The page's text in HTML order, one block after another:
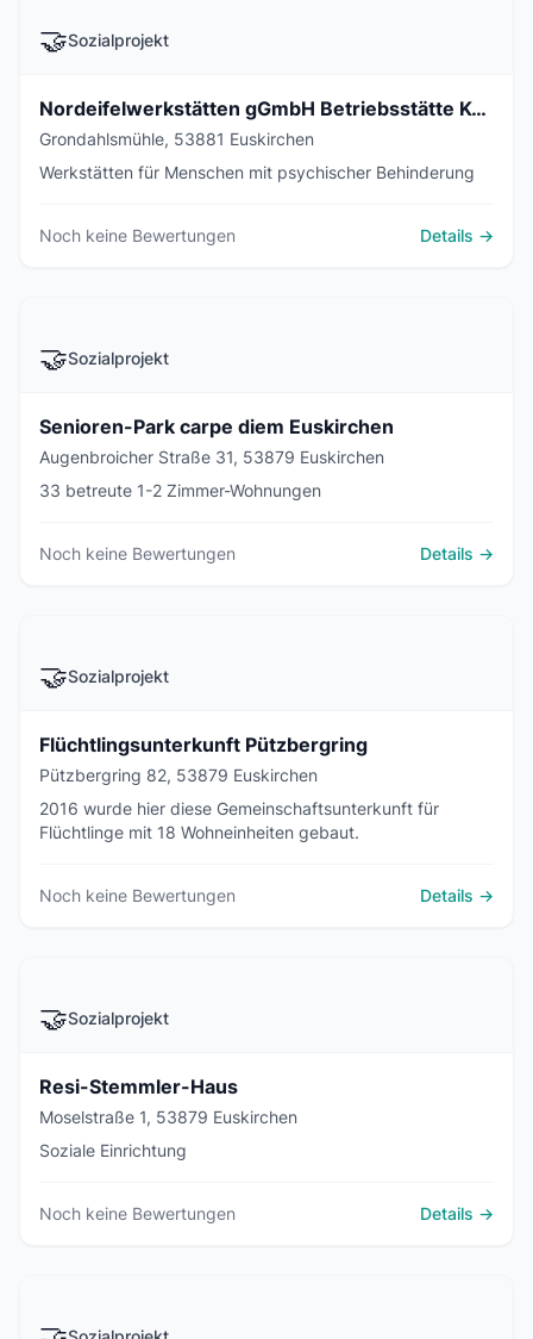
🤝Sozialprojekt
Nordeifelwerkstätten gGmbH Betriebsstätte Kuchenheim
Grondahlsmühle, 53881 Euskirchen
Werkstätten für Menschen mit psychischer Behinderung
Noch keine Bewertungen Details →
🤝Sozialprojekt
Senioren-Park carpe diem Euskirchen
Augenbroicher Straße 31, 53879 Euskirchen
33 betreute 1-2 Zimmer-Wohnungen
Noch keine Bewertungen Details →
🤝Sozialprojekt
Flüchtlingsunterkunft Pützbergring
Pützbergring 82, 53879 Euskirchen
2016 wurde hier diese Gemeinschaftsunterkunft für
Flüchtlinge mit 18 Wohneinheiten gebaut.
Noch keine Bewertungen Details →
🤝Sozialprojekt
Resi-Stemmler-Haus
Moselstraße 1, 53879 Euskirchen
Soziale Einrichtung
Noch keine Bewertungen Details →